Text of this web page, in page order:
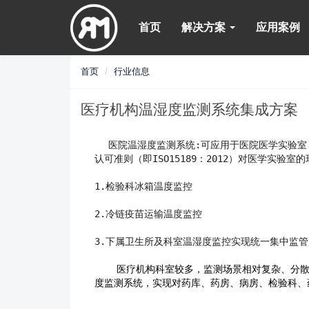
首页 解决方案 应用案例
首页 行业信息
医疗机构温湿度监测系统集成方案
医院温湿度监测系统:可应用于医院医学实验
认可准则（即ISO15189：2012）对医学实验室
1.检验科冰箱温度监控
2.冷链疫苗运输温度监控
3.下属卫生所及科室温湿度监控实现统一集中监
医疗机构科室较多，监测场景相对复杂、分
度监测系统，实现对药库、药房、病房、检验科